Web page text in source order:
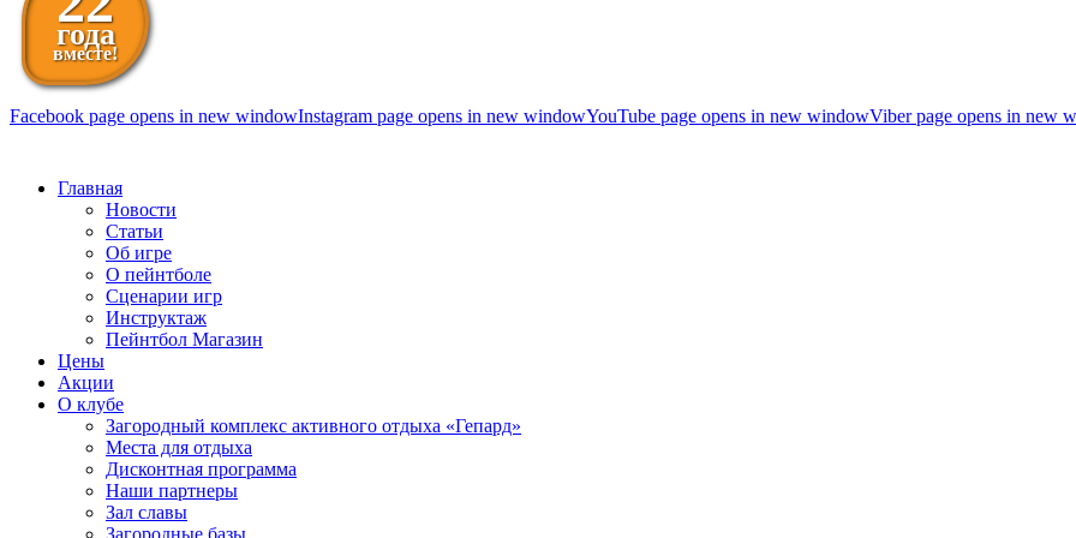
года
вместе!
Facebook page opens in new windowInstagram page opens in new windowYouTube page opens in new windowViber page opens in new
Главная
Новости
Статьи
Об игре
О пейнтболе
Сценарии игр
Инструктаж
Пейнтбол Магазин
Цены
Акции
О клубе
Загородный комплекс активного отдыха «Гепард»
Места для отдыха
Дисконтная программа
Наши партнеры
Зал славы
Загородные базы